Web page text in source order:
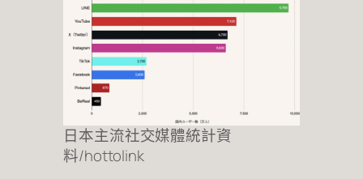
日本主流社交媒體統計資
料/hottolink